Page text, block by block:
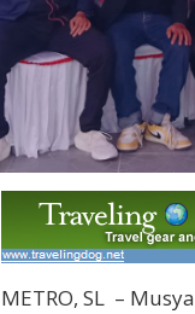
METRO, SL –